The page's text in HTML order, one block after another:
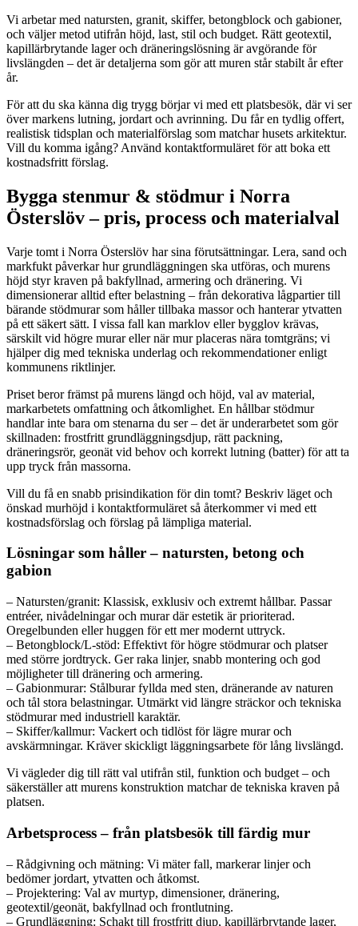
Vi arbetar med natursten, granit, skiffer, betongblock och gabioner,
och väljer metod utifrån höjd, last, stil och budget. Rätt geotextil,
kapillärbrytande lager och dräneringslösning är avgörande för
livslängden – det är detaljerna som gör att muren står stabilt år efter
år.
För att du ska känna dig trygg börjar vi med ett platsbesök, där vi ser
över markens lutning, jordart och avrinning. Du får en tydlig offert,
realistisk tidsplan och materialförslag som matchar husets arkitektur.
Vill du komma igång? Använd kontaktformuläret för att boka ett
kostnadsfritt förslag.
Bygga stenmur & stödmur i Norra
Österslöv – pris, process och materialval
Varje tomt i Norra Österslöv har sina förutsättningar. Lera, sand och
markfukt påverkar hur grundläggningen ska utföras, och murens
höjd styr kraven på bakfyllnad, armering och dränering. Vi
dimensionerar alltid efter belastning – från dekorativa lågpartier till
bärande stödmurar som håller tillbaka massor och hanterar ytvatten
på ett säkert sätt. I vissa fall kan marklov eller bygglov krävas,
särskilt vid högre murar eller när mur placeras nära tomtgräns; vi
hjälper dig med tekniska underlag och rekommendationer enligt
kommunens riktlinjer.
Priset beror främst på murens längd och höjd, val av material,
markarbetets omfattning och åtkomlighet. En hållbar stödmur
handlar inte bara om stenarna du ser – det är underarbetet som gör
skillnaden: frostfritt grundläggningsdjup, rätt packning,
dräneringsrör, geonät vid behov och korrekt lutning (batter) för att ta
upp tryck från massorna.
Vill du få en snabb prisindikation för din tomt? Beskriv läget och
önskad murhöjd i kontaktformuläret så återkommer vi med ett
kostnadsförslag och förslag på lämpliga material.
Lösningar som håller – natursten, betong och
gabion
– Natursten/granit: Klassisk, exklusiv och extremt hållbar. Passar
entréer, nivådelningar och murar där estetik är prioriterad.
Oregelbunden eller huggen för ett mer modernt uttryck.
– Betongblock/L-stöd: Effektivt för högre stödmurar och platser
med större jordtryck. Ger raka linjer, snabb montering och god
möjligheter till dränering och armering.
– Gabionmurar: Stålburar fyllda med sten, dränerande av naturen
och tål stora belastningar. Utmärkt vid längre sträckor och tekniska
stödmurar med industriell karaktär.
– Skiffer/kallmur: Vackert och tidlöst för lägre murar och
avskärmningar. Kräver skickligt läggningsarbete för lång livslängd.
Vi vägleder dig till rätt val utifrån stil, funktion och budget – och
säkerställer att murens konstruktion matchar de tekniska kraven på
platsen.
Arbetsprocess – från platsbesök till färdig mur
– Rådgivning och mätning: Vi mäter fall, markerar linjer och
bedömer jordart, ytvatten och åtkomst.
– Projektering: Val av murtyp, dimensioner, dränering,
geotextil/geonät, bakfyllnad och frontlutning.
– Grundläggning: Schakt till frostfritt djup, kapillärbrytande lager,